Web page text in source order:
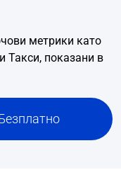
метрики като
Такси, показани в